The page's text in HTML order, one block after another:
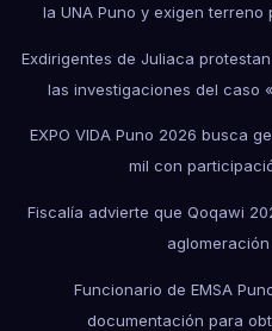
la UNA Puno y exigen
Exdirigentes de Juliaca
las investigaciones del caso
EXPO VIDA Puno 2026 busca
mil con
Fiscalía advierte que Qoqawi
Funcionario de EMSA
documentación para